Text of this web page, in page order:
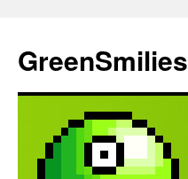
springen
GreenSmilies